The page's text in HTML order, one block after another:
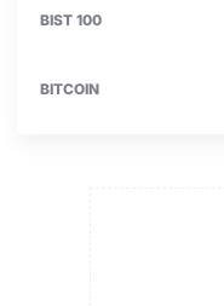
BIST 100
BITCOIN